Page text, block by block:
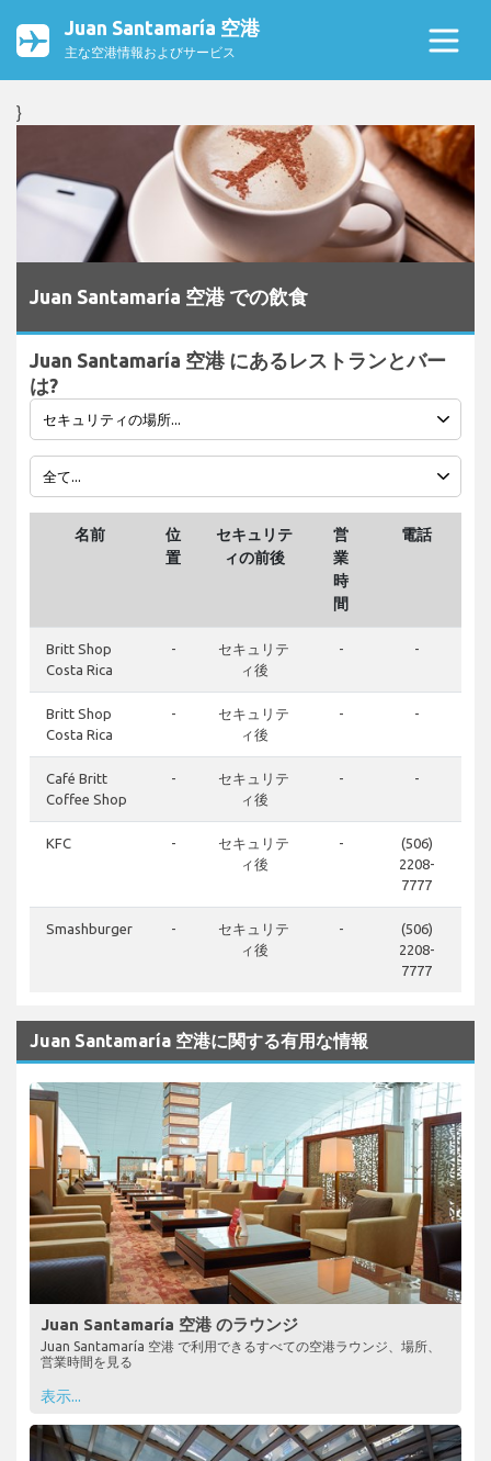
Juan Santamaría 空港
主な空港情報およびサービス
}
Juan Santamaría 空港 での飲食
Juan Santamaría 空港 にあるレストランとバー
は?
名前
位
置
セキュリテ
ィの前後
営
業
時
間
電話
Britt Shop
Costa Rica
-
セキュリテ
ィ後
- -
Britt Shop
Costa Rica
-
セキュリテ
ィ後
- -
Café Britt
Coffee Shop
-
セキュリテ
ィ後
- -
KFC -
セキュリテ
ィ後
-
(506)
2208-
7777
Smashburger -
セキュリテ
ィ後
-
(506)
2208-
7777
Juan Santamaría 空港に関する有用な情報
Juan Santamaría 空港 のラウンジ
Juan Santamaría 空港 で利用できるすべての空港ラウンジ、場所、
営業時間を見る
表示...